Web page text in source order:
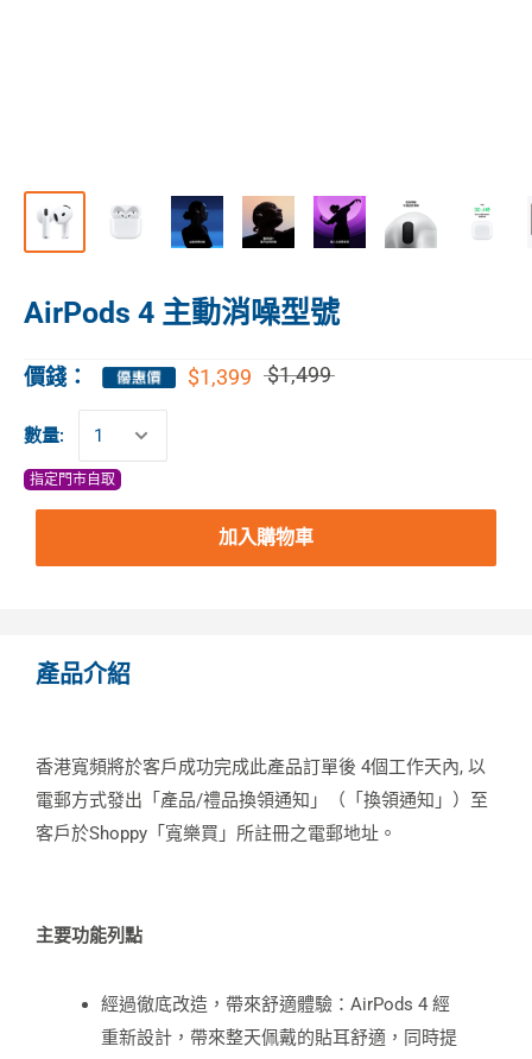
AirPods 4 主動消噪型號
價錢： $1,399 $1,499
數量:
指定門市自取
加入購物車
產品介紹
香港寬頻將於客戶成功完成此產品訂單後 4個工作天內, 以
電郵方式發出「產品/禮品換領通知」（「換領通知」）至
客戶於Shoppy「寬樂買」所註冊之電郵地址。
主要功能列點
經過徹底改造，帶來舒適體驗：AirPods 4 經
重新設計，帶來整天佩戴的貼耳舒適，同時提